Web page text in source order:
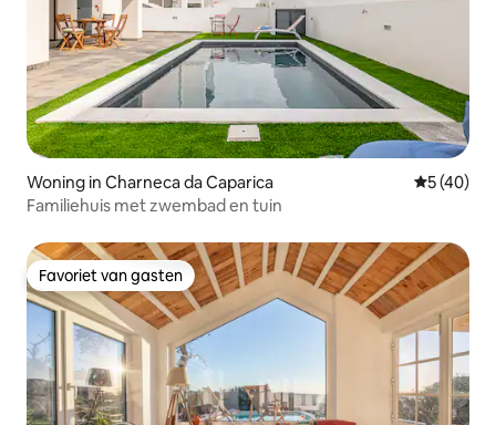
Woning in Charneca da Caparica
5 (40)
Familiehuis met zwembad en tuin
Favoriet van gasten
Favoriet van gasten